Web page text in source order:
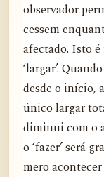
observador
cessem
afectado. Isto é
‘largar’.
desde o início,
único largar
diminui com o
o ‘fazer’ será
mero